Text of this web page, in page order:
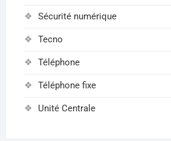
Sécurité numérique
Tecno
Téléphone
Téléphone fixe
Unité Centrale